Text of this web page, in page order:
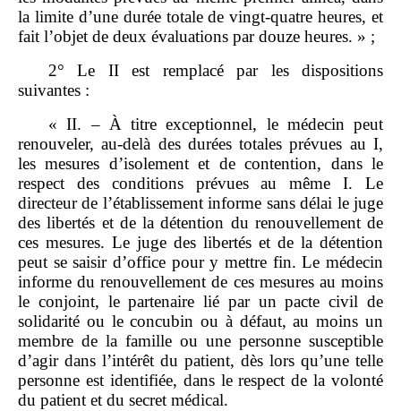
la limite d’une durée totale de vingt‑quatre heures, et
fait l’objet de deux évaluations par douze heures. » ;
2° Le II est remplacé par les dispositions
suivantes :
« II. – À titre exceptionnel, le médecin peut
renouveler, au‑delà des durées totales prévues au I,
les mesures d’isolement et de contention, dans le
respect des conditions prévues au même I. Le
directeur de l’établissement informe sans délai le juge
des libertés et de la détention du renouvellement de
ces mesures. Le juge des libertés et de la détention
peut se saisir d’office pour y mettre fin. Le médecin
informe du renouvellement de ces mesures au moins
le conjoint, le partenaire lié par un pacte civil de
solidarité ou le concubin ou à défaut, au moins un
membre de la famille ou une personne susceptible
d’agir dans l’intérêt du patient, dès lors qu’une telle
personne est identifiée, dans le respect de la volonté
du patient et du secret médical.